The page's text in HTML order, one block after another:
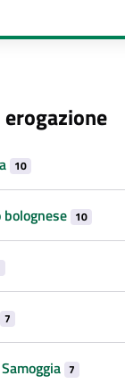
10
10
7
7